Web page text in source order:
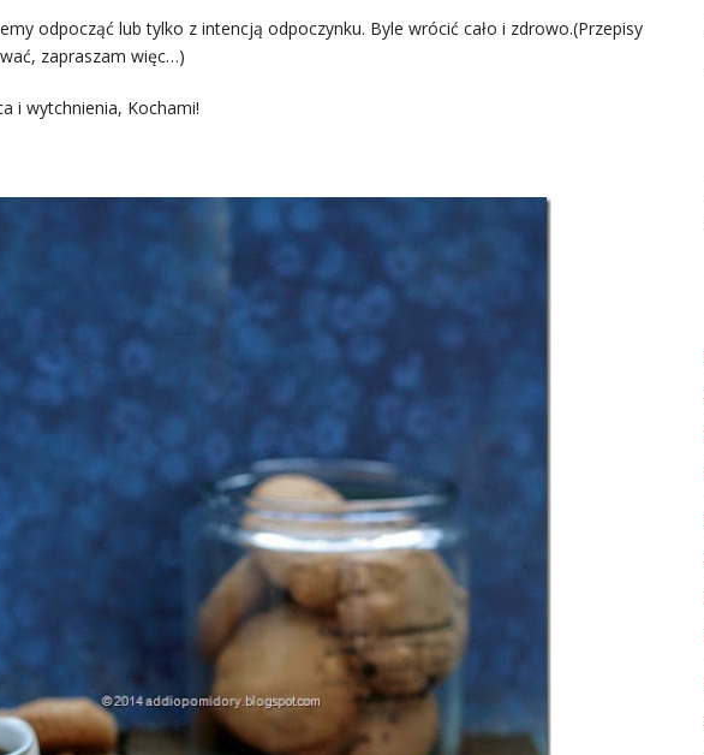
odpocząć lub tylko z intencją odpoczynku. Byle wrócić cało i zdrowo.(Przepisy
zapraszam więc…)
i wytchnienia, Kochami!